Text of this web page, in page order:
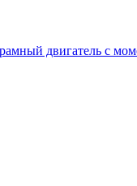
двигатель с